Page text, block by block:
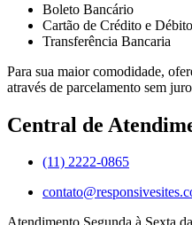
Boleto Bancário
Cartão de Crédito e Débito
Transferência Bancaria
Para sua maior comodidade,
através de parcelamento sem
Central de
(11) 2222-0865